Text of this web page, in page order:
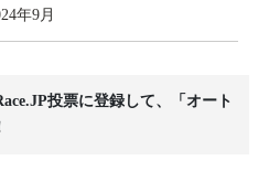
年9月
投票に登録して、「オート